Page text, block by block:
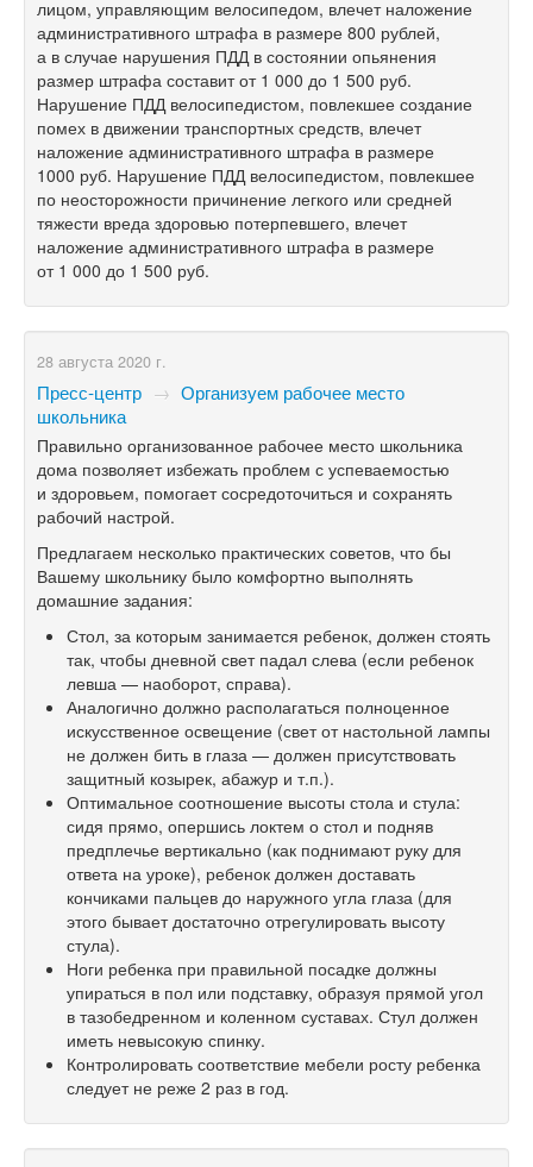
лицом, управляющим велосипедом, влечет наложение
административного штрафа в размере 800 рублей,
а в случае нарушения ПДД в состоянии опьянения
размер штрафа составит от 1 000 до 1 500 руб.
Нарушение ПДД велосипедистом, повлекшее создание
помех в движении транспортных средств, влечет
наложение административного штрафа в размере
1000 руб. Нарушение ПДД велосипедистом, повлекшее
по неосторожности причинение легкого или средней
тяжести вреда здоровью потерпевшего, влечет
наложение административного штрафа в размере
от 1 000 до 1 500 руб.
28 августа 2020 г.
Пресс-центр → Организуем рабочее место
школьника
Правильно организованное рабочее место школьника
дома позволяет избежать проблем с успеваемостью
и здоровьем, помогает сосредоточиться и сохранять
рабочий настрой.
Предлагаем несколько практических советов, что бы
Вашему школьнику было комфортно выполнять
домашние задания:
Стол, за которым занимается ребенок, должен стоять
так, чтобы дневной свет падал слева (если ребенок
левша — наоборот, справа).
Аналогично должно располагаться полноценное
искусственное освещение (свет от настольной лампы
не должен бить в глаза — должен присутствовать
защитный козырек, абажур и т.п.).
Оптимальное соотношение высоты стола и стула:
сидя прямо, опершись локтем о стол и подняв
предплечье вертикально (как поднимают руку для
ответа на уроке), ребенок должен доставать
кончиками пальцев до наружного угла глаза (для
этого бывает достаточно отрегулировать высоту
стула).
Ноги ребенка при правильной посадке должны
упираться в пол или подставку, образуя прямой угол
в тазобедренном и коленном суставах. Стул должен
иметь невысокую спинку.
Контролировать соответствие мебели росту ребенка
следует не реже 2 раз в год.